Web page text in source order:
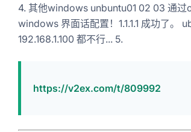
4. 其他windows unbuntu01 02 03 通过
windows 界面话配置！1.1.1.1 成功了。
192.168.1.100 都不行... 5.
https://v2ex.com/t/809992